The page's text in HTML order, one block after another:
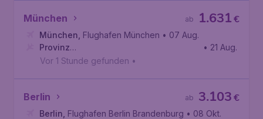
München €
1.631
ab
München Flughafen München • 07 Aug.
Provinz
Cajamarca, Flughafen Cajamarca
• 21 Aug.
Vor 1 Stunde gefunden •
Berlin €
3.103
ab
Berlin Flughafen Berlin Brandenburg • 08 Okt.